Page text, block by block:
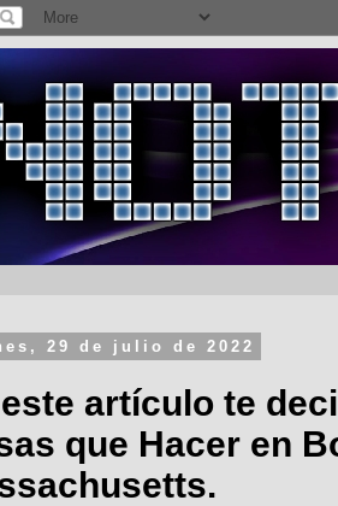
29 de julio de 2022
artículo te
que Hacer en